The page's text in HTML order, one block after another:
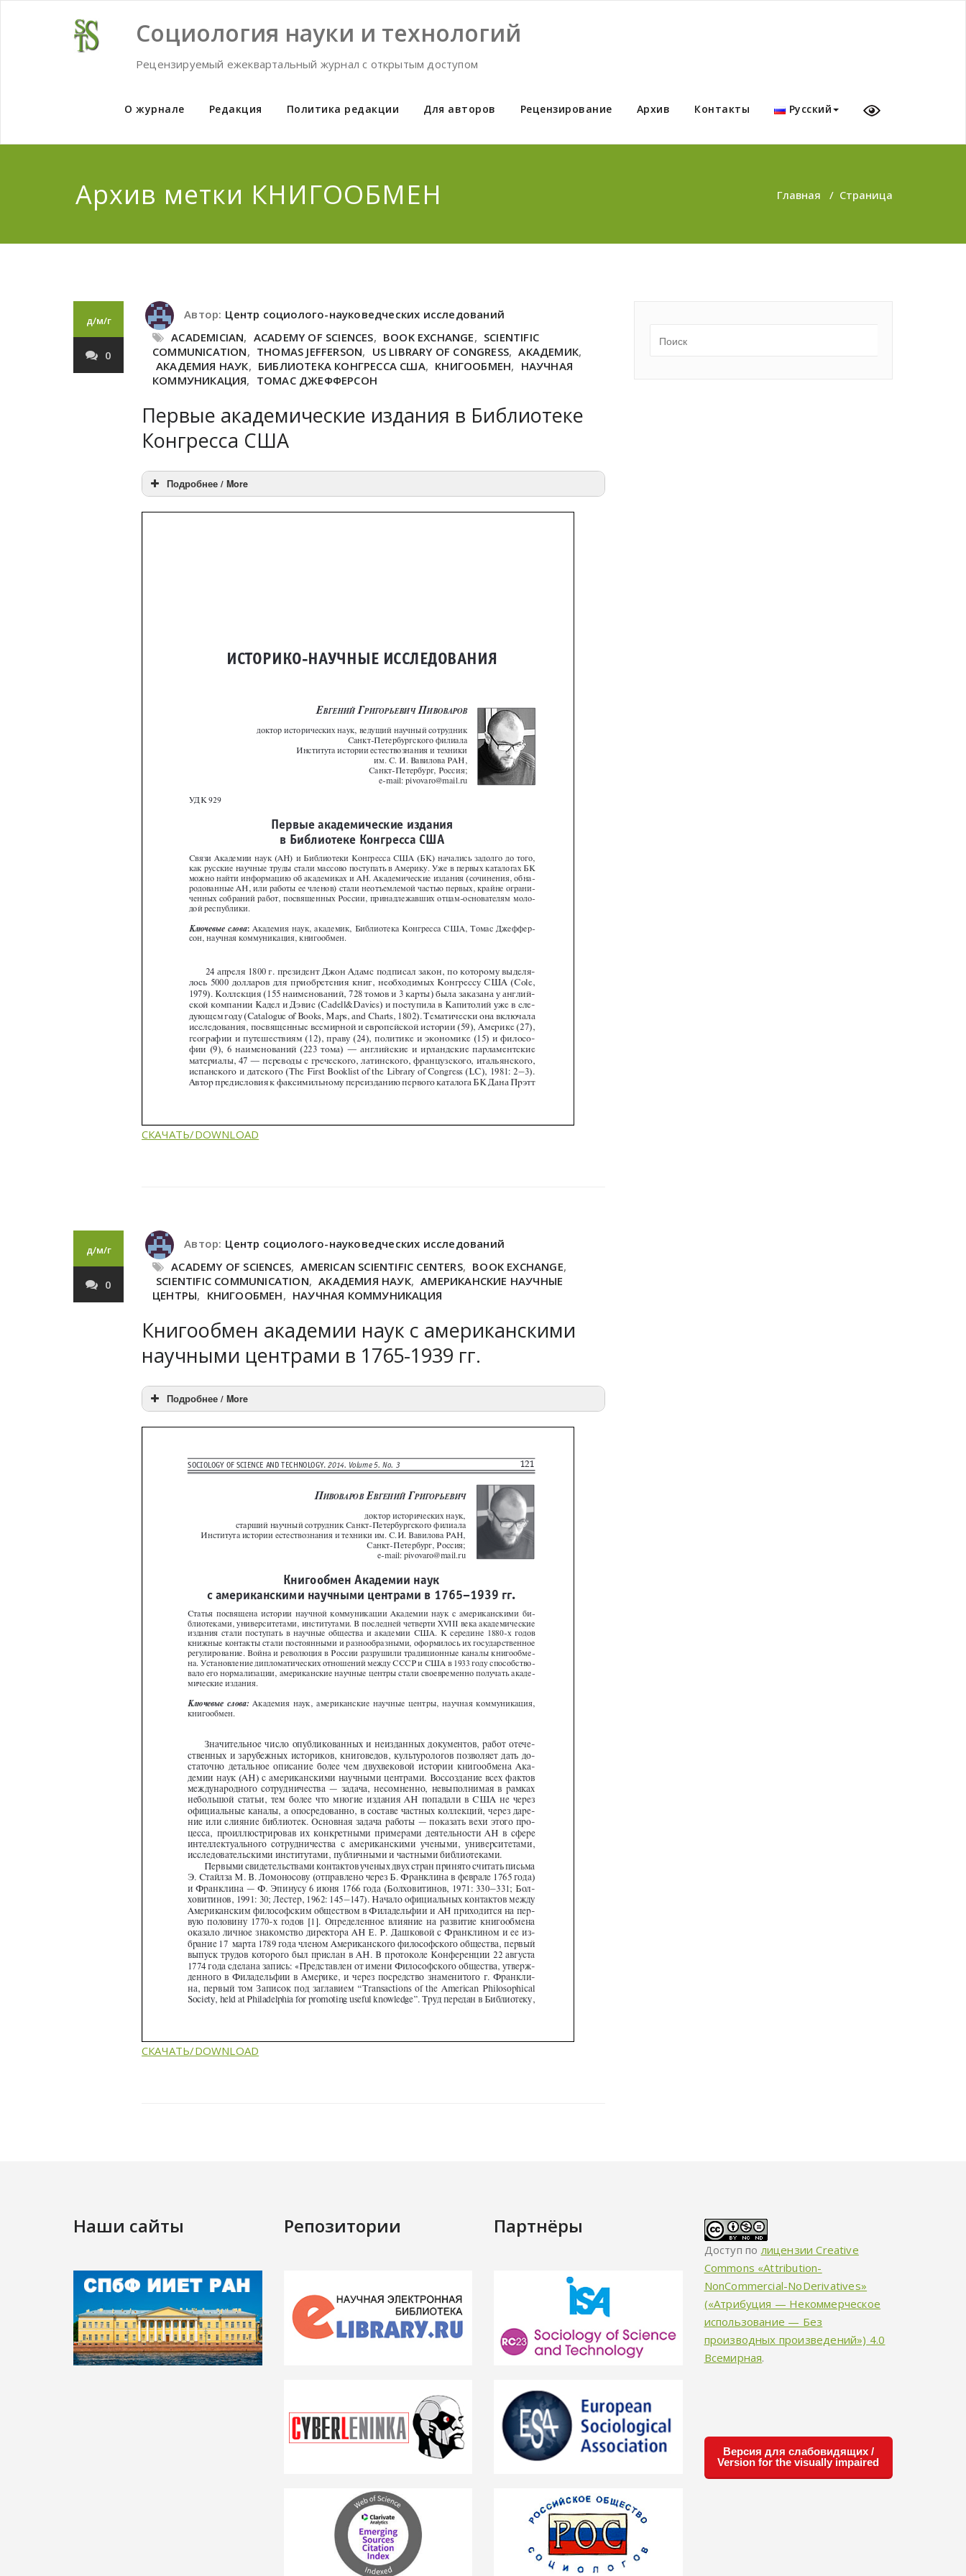
Социология науки и технологий
Рецензируемый ежеквартальный журнал с открытым доступом
О журнале Редакция Политика редакции Для авторов Рецензирование Архив Контакты Русский
Архив метки КНИГООБМЕН Главная / Страница
д/м/г
0
Автор: Центр социолого-науковедческих исследований
ACADEMICIAN, ACADEMY OF SCIENCES, BOOK EXCHANGE, SCIENTIFIC
COMMUNICATION, THOMAS JEFFERSON, US LIBRARY OF CONGRESS, АКАДЕМИК,
АКАДЕМИЯ НАУК, БИБЛИОТЕКА КОНГРЕССА США, КНИГООБМЕН, НАУЧНАЯ
КОММУНИКАЦИЯ, ТОМАС ДЖЕФФЕРСОН
Первые академические издания в Библиотеке
Конгресса США
Подробнее / More
СКАЧАТЬ/DOWNLOAD
д/м/г
0
Автор: Центр социолого-науковедческих исследований
ACADEMY OF SCIENCES, AMERICAN SCIENTIFIC CENTERS, BOOK EXCHANGE,
SCIENTIFIC COMMUNICATION, АКАДЕМИЯ НАУК, АМЕРИКАНСКИЕ НАУЧНЫЕ
ЦЕНТРЫ, КНИГООБМЕН, НАУЧНАЯ КОММУНИКАЦИЯ
Книгообмен академии наук с американскими
научными центрами в 1765-1939 гг.
Подробнее / More
СКАЧАТЬ/DOWNLOAD
Наши сайты Репозитории Партнёры
Доступ полицензии Creative
Commons «Attribution-
NonCommercial-NoDerivatives»
(«Атрибуция — Некоммерческое
использование — Без
производных произведений») 4.0
Всемирная.
Версия для слабовидящих /
Version for the visually impaired